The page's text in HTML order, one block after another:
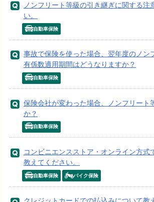
ノンフリート等級の引き継ぎに関する注
い。
自動車保険
事故で保険を使った場合、翌年度のノン
有係数適用期間はどうなりますか？
自動車保険
保険会社が変わった場合、ノンフリート
か？
自動車保険
コンビニエンスストア・オンライン方式
教えてください。
自動車保険 バイク保険